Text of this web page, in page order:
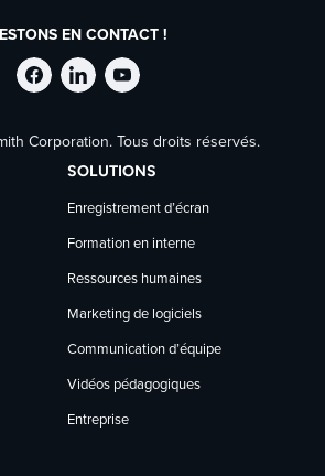
EN CONTACT !
Suivre
TechSmith
sur
Facebook
Suivre
TechSmith
sur
LinkedIn
Suivre
TechSmith
sur
YouTube
Corporation. Tous droits réservés.
SOLUTIONS
Enregistrement d’écran
Formation en interne
Ressources humaines
Marketing de logiciels
Communication d’équipe
Vidéos pédagogiques
Entreprise